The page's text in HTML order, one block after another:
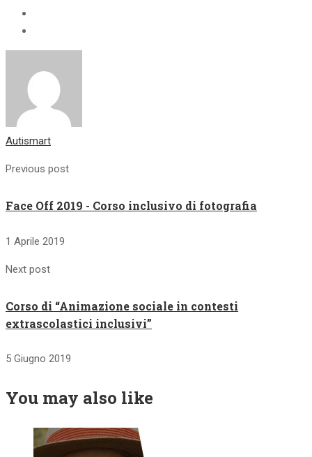
Autismart
Previous post
Face Off 2019 - Corso inclusivo di fotografia
1 Aprile 2019
Next post
Corso di “Animazione sociale in contesti
extrascolastici inclusivi”
5 Giugno 2019
You may also like